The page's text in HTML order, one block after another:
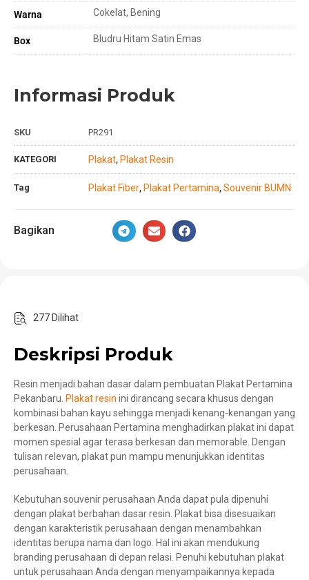
Warna Cokelat, Bening
Box Bludru Hitam Satin Emas
Informasi Produk
SKU PR291
KATEGORI Plakat, Plakat Resin
Tag Plakat Fiber, Plakat Pertamina, Souvenir BUMN
Bagikan
277 Dilihat
Deskripsi Produk
Resin menjadi bahan dasar dalam pembuatan Plakat Pertamina
Pekanbaru. Plakat resin ini dirancang secara khusus dengan
kombinasi bahan kayu sehingga menjadi kenang-kenangan yang
berkesan. Perusahaan Pertamina menghadirkan plakat ini dapat
momen spesial agar terasa berkesan dan memorable. Dengan
tulisan relevan, plakat pun mampu menunjukkan identitas
perusahaan.
Kebutuhan souvenir perusahaan Anda dapat pula dipenuhi
dengan plakat berbahan dasar resin. Plakat bisa disesuaikan
dengan karakteristik perusahaan dengan menambahkan
identitas berupa nama dan logo. Hal ini akan mendukung
branding perusahaan di depan relasi. Penuhi kebutuhan plakat
untuk perusahaan Anda dengan menyampaikannya kepada